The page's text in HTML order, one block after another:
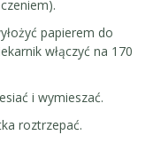
papierem do
włączyć na 170
i wymieszać.
roztrzepać.